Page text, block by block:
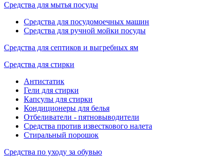
Средства для мытья посуды
Средства для посудомоечных машин
Средства для ручной мойки посуды
Средства для септиков и выгребных ям
Средства для стирки
Антистатик
Гели для стирки
Капсулы для стирки
Кондиционеры для белья
Отбеливатели - пятновыводители
Средства против известкового налета
Стиральный порошок
Средства по уходу за обувью